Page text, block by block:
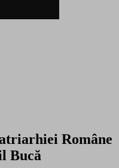
Române
Bucă